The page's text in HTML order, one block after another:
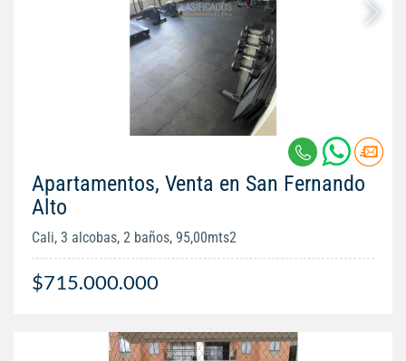
Apartamentos, Venta en San Fernando
Alto
Cali, 3 alcobas, 2 baños, 95,00mts2
$715.000.000